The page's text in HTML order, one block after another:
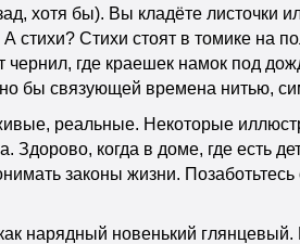
хотя бы). Вы кладёте листочки
Стихи стоят в томике на
где краешек намок под
бы связующей времена нитью,
реальные. Некоторые
когда в доме, где есть
законы жизни.
нарядный новенький